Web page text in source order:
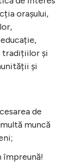
orașului,
tradițiilor și
și
de
muncă